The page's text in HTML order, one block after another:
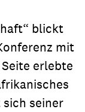
blickt
mit
erlebte
seiner